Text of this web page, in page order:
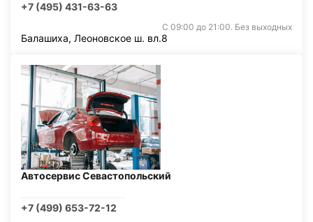
+7 (495) 431-63-63
С 09:00 до 21:00. Без выходных
Балашиха, Леоновское ш. вл.8
Автосервис Севастопольский
+7 (499) 653-72-12